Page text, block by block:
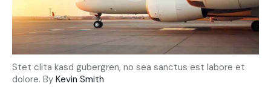
Stet clita kasd gubergren, no sea sanctus est labore et
dolore. By Kevin Smith